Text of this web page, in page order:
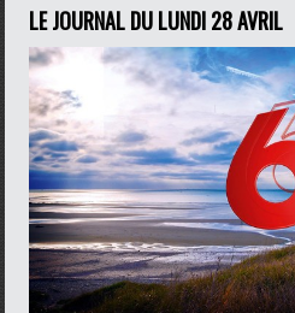
LE JOURNAL DU LUNDI 28 AVRIL